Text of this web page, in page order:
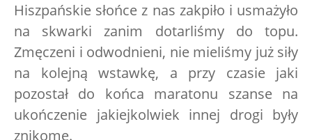
Hiszpańskie słońce z nas zakpiło i usmażyło
na skwarki zanim dotarliśmy do topu.
Zmęczeni i odwodnieni, nie mieliśmy już siły
na kolejną wstawkę, a przy czasie jaki
pozostał do końca maratonu szanse na
ukończenie jakiejkolwiek innej drogi były
znikome.